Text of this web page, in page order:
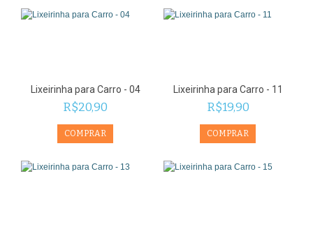
Lixeirinha para Carro - 04
R$20,90
Lixeirinha para Carro - 11
R$19,90